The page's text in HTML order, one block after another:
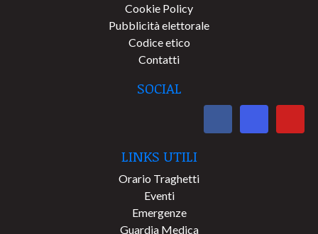
Cookie Policy
Pubblicità elettorale
Codice etico
Contatti
SOCIAL
LINKS UTILI
Orario Traghetti
Eventi
Emergenze
Guardia Medica